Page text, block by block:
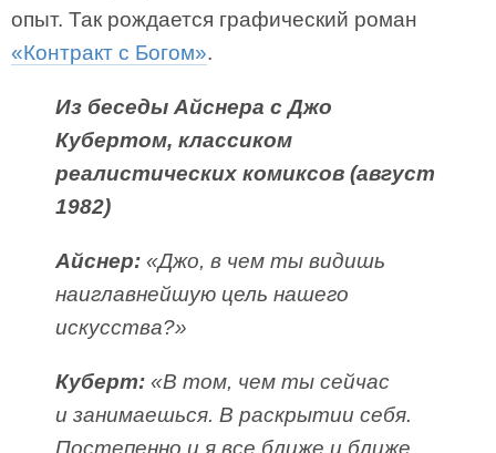
опыт. Так рождается графический роман
«Контракт с Богом».
Из беседы Айснера с Джо
Кубертом, классиком
реалистических комиксов (август
1982)
Айснер: «Джо, в чем ты видишь
наиглавнейшую цель нашего
искусства?»
Куберт: «В том, чем ты сейчас
и занимаешься. В раскрытии себя.
Постепенно и я все ближе и ближе